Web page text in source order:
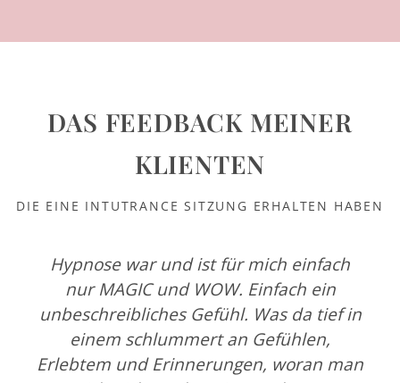
DAS FEEDBACK MEINER
KLIENTEN
DIE EINE INTUTRANCE SITZUNG ERHALTEN HABEN
Hypnose war und ist für mich einfach
nur MAGIC und WOW. Einfach ein
unbeschreibliches Gefühl. Was da tief in
einem schlummert an Gefühlen,
Erlebtem und Erinnerungen, woran man